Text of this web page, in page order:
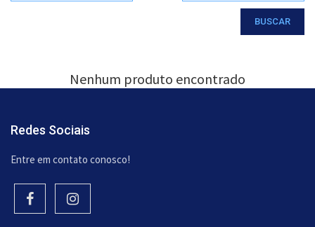
BUSCAR
Nenhum produto encontrado
Redes Sociais
Entre em contato conosco!